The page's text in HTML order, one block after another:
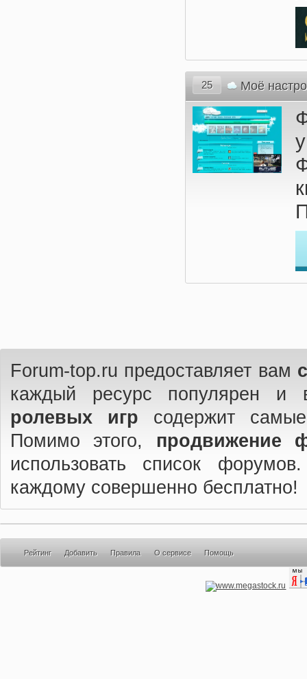
25 Моё
Forum-top.ru предоставляет вам
каждый ресурс популярен
ролевых игр содержит
Помимо этого, продвижение
использовать список
каждому совершенно бесплатно!
Рейтинг Добавить Правила О сервисе Помощь